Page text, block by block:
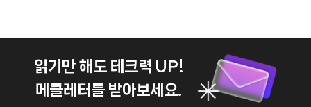
읽기만 해도 테크력 UP!
메클레터를 받아보세요.